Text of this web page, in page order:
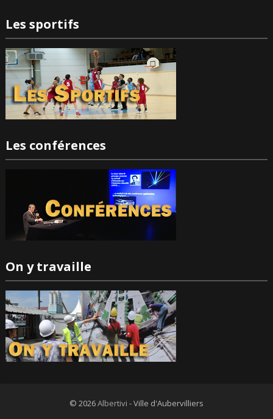
Les sportifs
Les conférences
On y travaille
© 2026Albertivi - Ville d'Aubervilliers